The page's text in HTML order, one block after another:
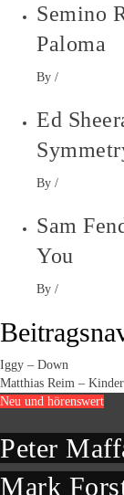
Semino
Paloma
By /
Ed
By /
Sam
You
By /
Iggy – Down
Matthias Reim –
Neu und hörenswert
Peter
Mark